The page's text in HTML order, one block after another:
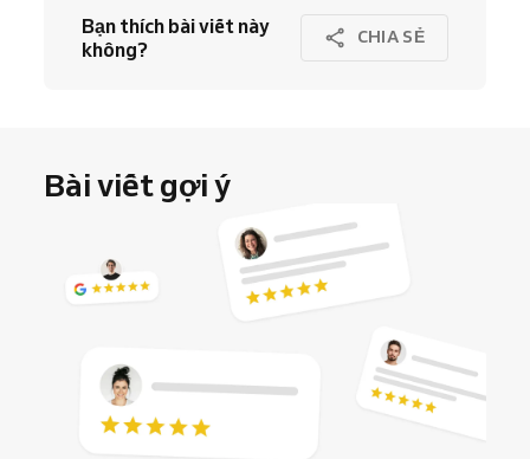
Bạn thích bài viết này
không?
CHIA SẺ
Bài viết gợi ý